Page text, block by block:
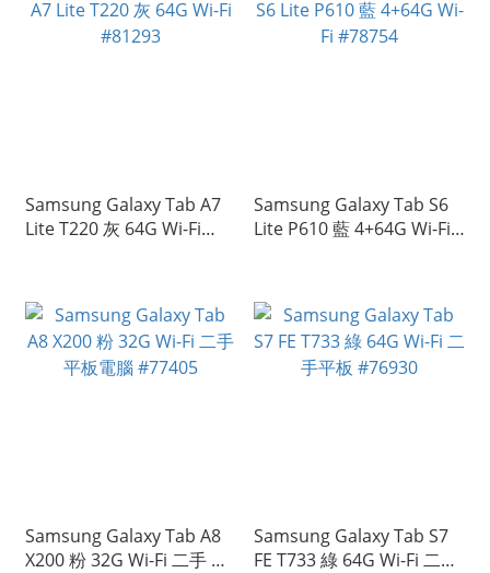
Samsung Galaxy Tab A7
Lite T220 灰 64G Wi-Fi
Samsung Galaxy Tab S6
Lite P610 藍 4+64G Wi-Fi
Samsung Galaxy Tab A8
X200 粉 32G Wi-Fi 二手 平
Samsung Galaxy Tab S7
FE T733 綠 64G Wi-Fi 二手